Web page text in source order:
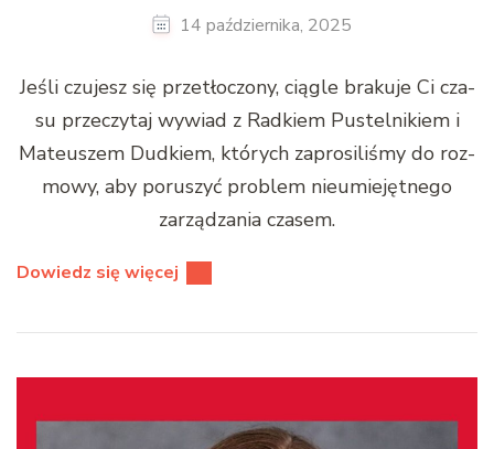
14 października, 2025
Jeśli czu­jesz się przetłoc­zony, cią­gle braku­je Ci cza­
su przeczy­taj wywiad z Rad­kiem Pustel­nikiem i
Mateuszem Dud­kiem, których zaprosil­iśmy do roz­
mowy, aby poruszyć prob­lem nieu­miejęt­nego
zarządza­nia cza­sem.
Dowiedz się więcej